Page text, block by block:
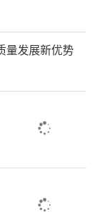
发展新优势